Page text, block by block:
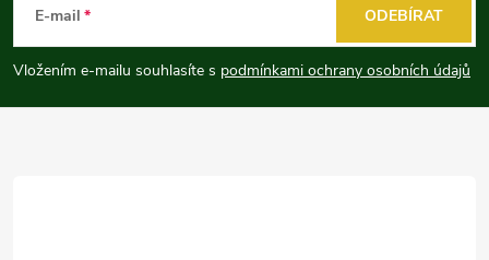
p
a
E-mail
Vložením e-mailu souhlasíte s podmínkami ochrany osobních údajů
ODEBÍRAT